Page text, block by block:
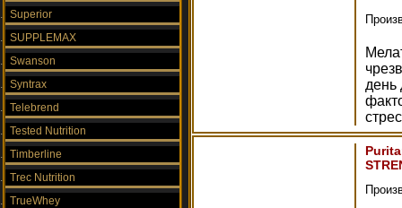
Superior
SUPPLEMAX
Swanson
Syntrax
Telebrend
Tested Nutrition
Timberline
Trec Nutrition
TrueWhey
день